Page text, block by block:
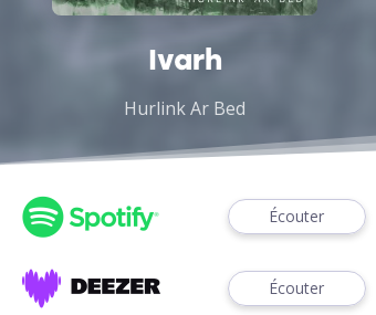
Ivarh
Hurlink Ar Bed
Écouter
Écouter